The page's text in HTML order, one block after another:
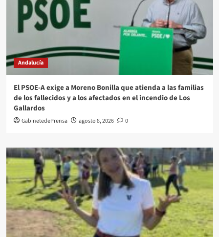
Andalucía
El PSOE-A exige a Moreno Bonilla que atienda a las familias
de los fallecidos y a los afectados en el incendio de Los
Gallardos
GabinetedePrensa agosto 8, 2026 0